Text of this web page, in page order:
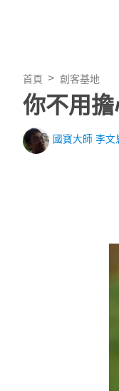
首頁 創客基地
你不用
國寶大師 李文